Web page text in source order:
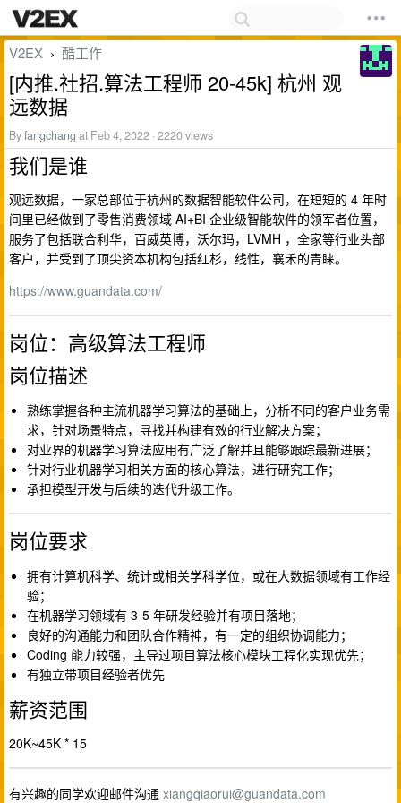
V2EX › 酷工作
[内推.社招.算法工程师 20-45k] 杭州 观
远数据
Byfangchang at Feb 4, 2022 · 2220 views
我们是谁
观远数据，一家总部位于杭州的数据智能软件公司，在短短的 4 年时
间里已经做到了零售消费领域 AI+BI 企业级智能软件的领军者位置，
服务了包括联合利华，百威英博，沃尔玛，LVMH ，全家等行业头部
客户，并受到了顶尖资本机构包括红杉，线性，襄禾的青睐。
https://www.guandata.com/
岗位：高级算法工程师
岗位描述
熟练掌握各种主流机器学习算法的基础上，分析不同的客户业务需
求，针对场景特点，寻找并构建有效的行业解决方案；
对业界的机器学习算法应用有广泛了解并且能够跟踪最新进展；
针对行业机器学习相关方面的核心算法，进行研究工作；
承担模型开发与后续的迭代升级工作。
岗位要求
拥有计算机科学、统计或相关学科学位，或在大数据领域有工作经
验；
在机器学习领域有 3-5 年研发经验并有项目落地；
良好的沟通能力和团队合作精神，有一定的组织协调能力；
Coding 能力较强，主导过项目算法核心模块工程化实现优先；
有独立带项目经验者优先
薪资范围
20K~45K * 15
有兴趣的同学欢迎邮件沟通 xiangqiaorui@guandata.com